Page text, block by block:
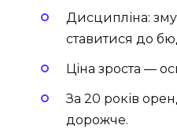
Дисципліна:
ставитися до
Ціна зроста —
За 20 років
дорожче.